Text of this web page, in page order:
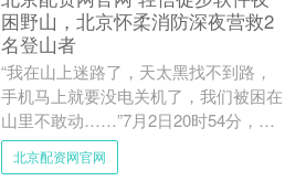
困野山，北京怀柔消防深夜营救2
名登山者
“我在山上迷路了，天太黑找不到路，
手机马上就要没电关机了，我们被困在
山里不敢动……”7月2日20时54分，北
京市怀柔区消防救援支队桥梓消防站接
到群众报警，两人在....
北京配资网官网